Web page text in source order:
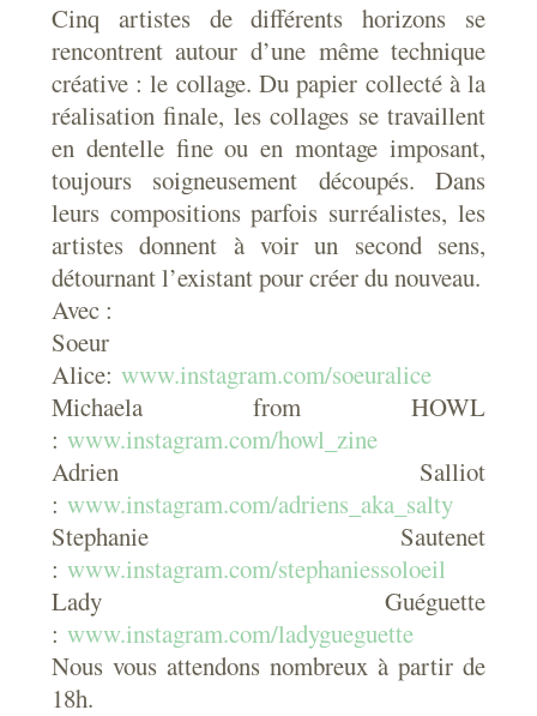
Cinq artistes de différents horizons se
rencontrent autour d’une même technique
créative : le collage. Du papier collecté à la
réalisation finale, les collages se travaillent
en dentelle fine ou en montage imposant,
toujours soigneusement découpés. Dans
leurs compositions parfois surréalistes, les
artistes donnent à voir un second sens,
détournant l’existant pour créer du nouveau.
Avec :
Soeur
Alice: www.instagram.com/soeuralice
Michaela from HOWL
: www.instagram.com/howl_zine
Adrien Salliot
: www.instagram.com/adriens_aka_salty
Stephanie Sautenet
: www.instagram.com/stephaniessoloeil
Lady Guéguette
: www.instagram.com/ladygueguette
Nous vous attendons nombreux à partir de
18h.